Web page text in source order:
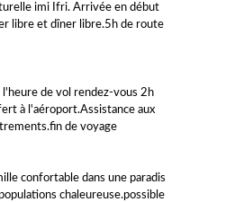
imi Ifri. Arrivée en début
libre et dîner libre.5h de route
l'heure de vol rendez-vous 2h
à l'aéroport.Assistance aux
de voyage
confortable dans une paradis
chaleureuse.possible